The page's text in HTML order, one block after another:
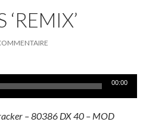
00:00
– 80386 DX 40 – MOD